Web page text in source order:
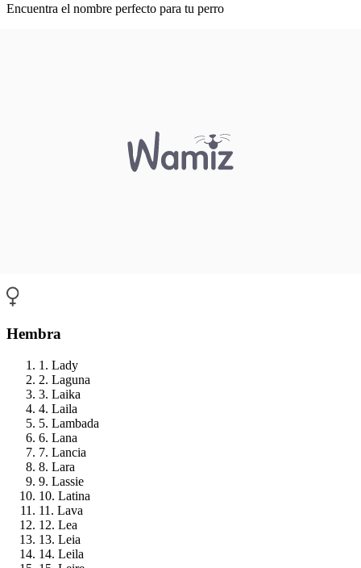
Encuentra el nombre perfecto para tu perro
Hembra
1. Lady
2. Laguna
3. Laika
4. Laila
5. Lambada
6. Lana
7. Lancia
8. Lara
9. Lassie
10. Latina
11. Lava
12. Lea
13. Leia
14. Leila